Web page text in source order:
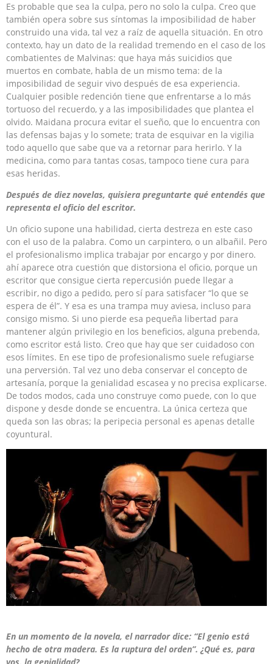
Es probable que sea la culpa, pero no solo la culpa. Creo que
también opera sobre sus síntomas la imposibilidad de haber
construido una vida, tal vez a raíz de aquella situación. En otro
contexto, hay un dato de la realidad tremendo en el caso de los
combatientes de Malvinas: que haya más suicidios que
muertos en combate, habla de un mismo tema: de la
imposibilidad de seguir vivo después de esa experiencia.
Cualquier posible redención tiene que enfrentarse a lo más
tortuoso del recuerdo, y a las imposibilidades que plantea el
olvido. Maidana procura evitar el sueño, que lo encuentra con
las defensas bajas y lo somete; trata de esquivar en la vigilia
todo aquello que sabe que va a retornar para herirlo. Y la
medicina, como para tantas cosas, tampoco tiene cura para
esas heridas.
Después de diez novelas, quisiera preguntarte qué entendés que
representa el oficio del escritor.
Un oficio supone una habilidad, cierta destreza en este caso
con el uso de la palabra. Como un carpintero, o un albañil. Pero
el profesionalismo implica trabajar por encargo y por dinero.
ahí aparece otra cuestión que distorsiona el oficio, porque un
escritor que consigue cierta repercusión puede llegar a
escribir, no digo a pedido, pero sí para satisfacer “lo que se
espera de él”. Y esa es una trampa muy aviesa, incluso para
consigo mismo. Si uno pierde esa pequeña libertad para
mantener algún privilegio en los beneficios, alguna prebenda,
como escritor está listo. Creo que hay que ser cuidadoso con
esos límites. En ese tipo de profesionalismo suele refugiarse
una perversión. Tal vez uno deba conservar el concepto de
artesanía, porque la genialidad escasea y no precisa explicarse.
De todos modos, cada uno construye como puede, con lo que
dispone y desde donde se encuentra. La única certeza que
queda son las obras; la peripecia personal es apenas detalle
coyuntural.
En un momento de la novela, el narrador dice: “El genio está
hecho de otra madera. Es la ruptura del orden”. ¿Qué es, para